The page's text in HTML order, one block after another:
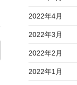
2022年4月
2022年3月
2022年2月
2022年1月